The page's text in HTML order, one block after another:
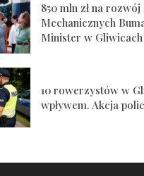
850 mln zł na rozwój
Mechanicznych
Minister w Gliwicach
10 rowerzystów w
wpływem. Akcja